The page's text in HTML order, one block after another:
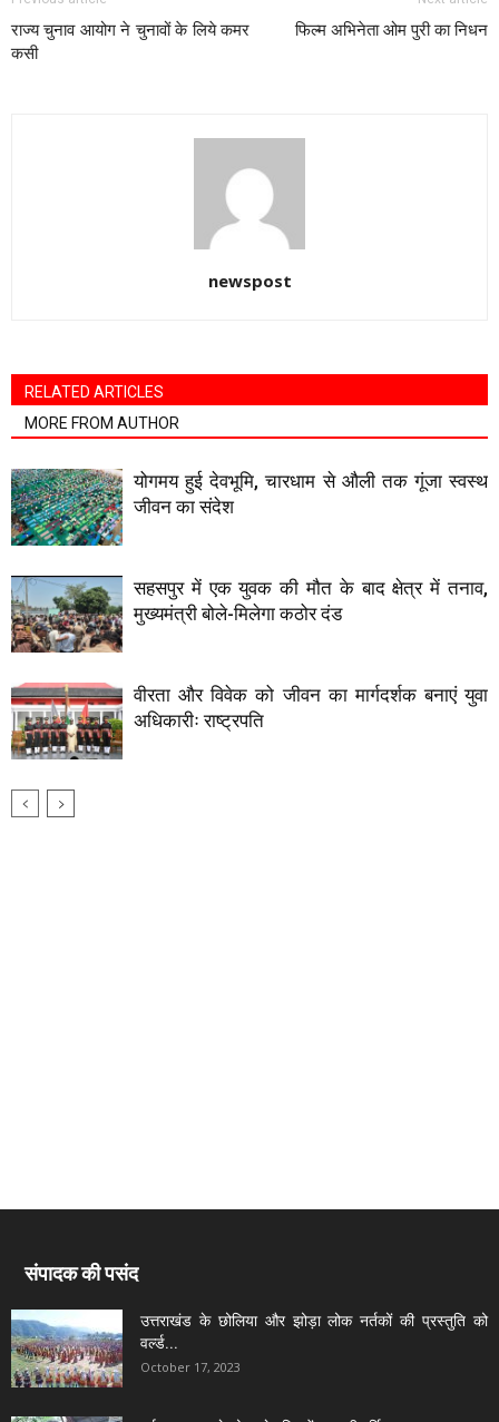
राज्य चुनाव आयोग ने चुनावों के लिये कमर
कसी
फिल्म अभिनेता ओम पुरी का निधन
newspost
RELATED ARTICLES
MORE FROM AUTHOR
योगमय हुई देवभूमि, चारधाम से औली तक गूंजा स्वस्थ
जीवन का संदेश
सहसपुर में एक युवक की मौत के बाद क्षेत्र में तनाव,
मुख्यमंत्री बोले-मिलेगा कठोर दंड
वीरता और विवेक को जीवन का मार्गदर्शक बनाएं युवा
अधिकारीः राष्ट्रपति
संपादक की पसंद
उत्तराखंड के छोलिया और झोड़ा लोक नर्तकों की प्रस्तुति को
वर्ल्ड...
October 17, 2023